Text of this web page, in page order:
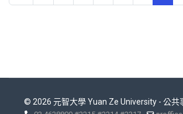
© 2026 元智大學 Yuan Ze University - 公共